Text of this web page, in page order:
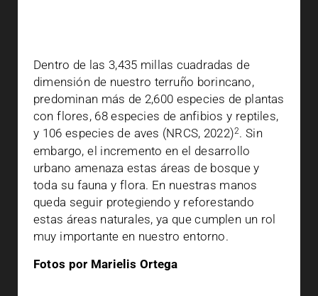
Dentro de las 3,435 millas cuadradas de
dimensión de nuestro terruño borincano,
predominan más de 2,600 especies de plantas
con flores, 68 especies de anfibios y reptiles,
y 106 especies de aves (NRCS, 2022)2. Sin
embargo, el incremento en el desarrollo
urbano amenaza estas áreas de bosque y
toda su fauna y flora. En nuestras manos
queda seguir protegiendo y reforestando
estas áreas naturales, ya que cumplen un rol
muy importante en nuestro entorno.
Fotos por Marielis Ortega